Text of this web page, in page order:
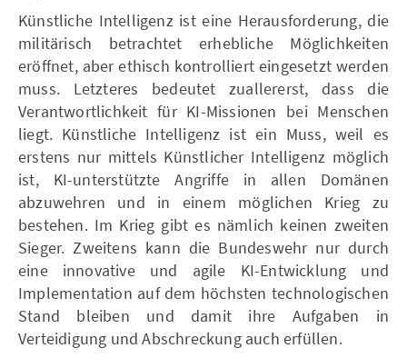
Künstliche Intelligenz ist eine Herausforderung, die
militärisch betrachtet erhebliche Möglichkeiten
eröffnet, aber ethisch kontrolliert eingesetzt werden
muss. Letzteres bedeutet zuallererst, dass die
Verantwortlichkeit für KI-Missionen bei Menschen
liegt. Künstliche Intelligenz ist ein Muss, weil es
erstens nur mittels Künstlicher Intelligenz möglich
ist, KI-unterstützte Angriffe in allen Domänen
abzuwehren und in einem möglichen Krieg zu
bestehen. Im Krieg gibt es nämlich keinen zweiten
Sieger. Zweitens kann die Bundeswehr nur durch
eine innovative und agile KI-Entwicklung und
Implementation auf dem höchsten technologischen
Stand bleiben und damit ihre Aufgaben in
Verteidigung und Abschreckung auch erfüllen.